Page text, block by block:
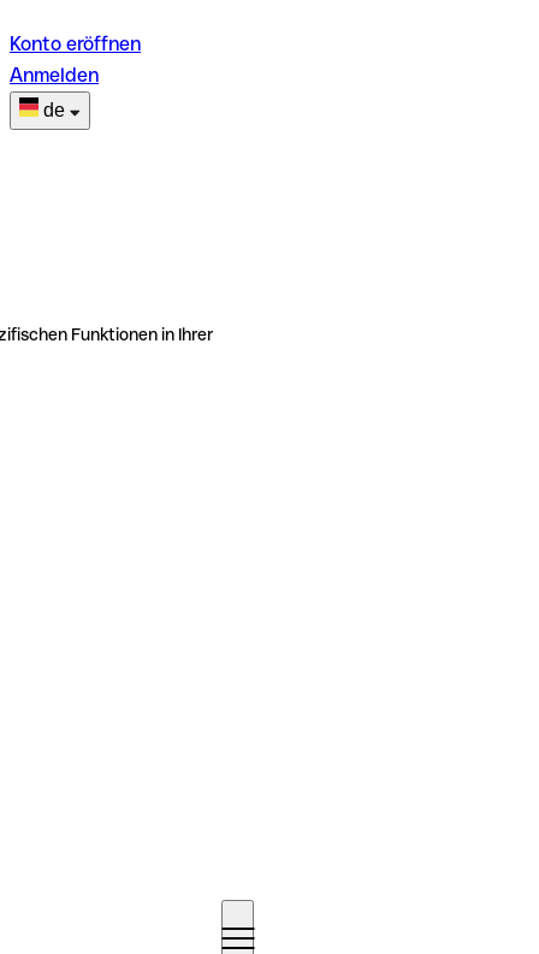
Konto eröffnen
Anmelden
de
Funktionen in Ihrer